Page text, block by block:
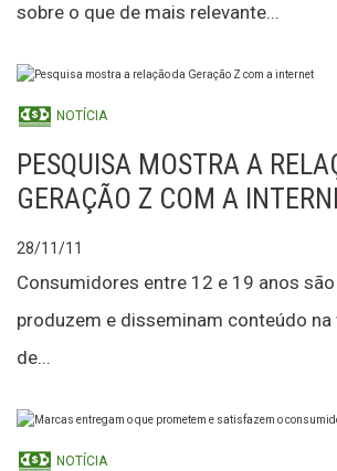
sobre o que de mais relevante...
NOTÍCIA
PESQUISA MOSTRA A
GERAÇÃO Z COM A
28/11/11
Consumidores entre 12 e 19 anos
produzem e disseminam conteúdo na
de...
NOTÍCIA